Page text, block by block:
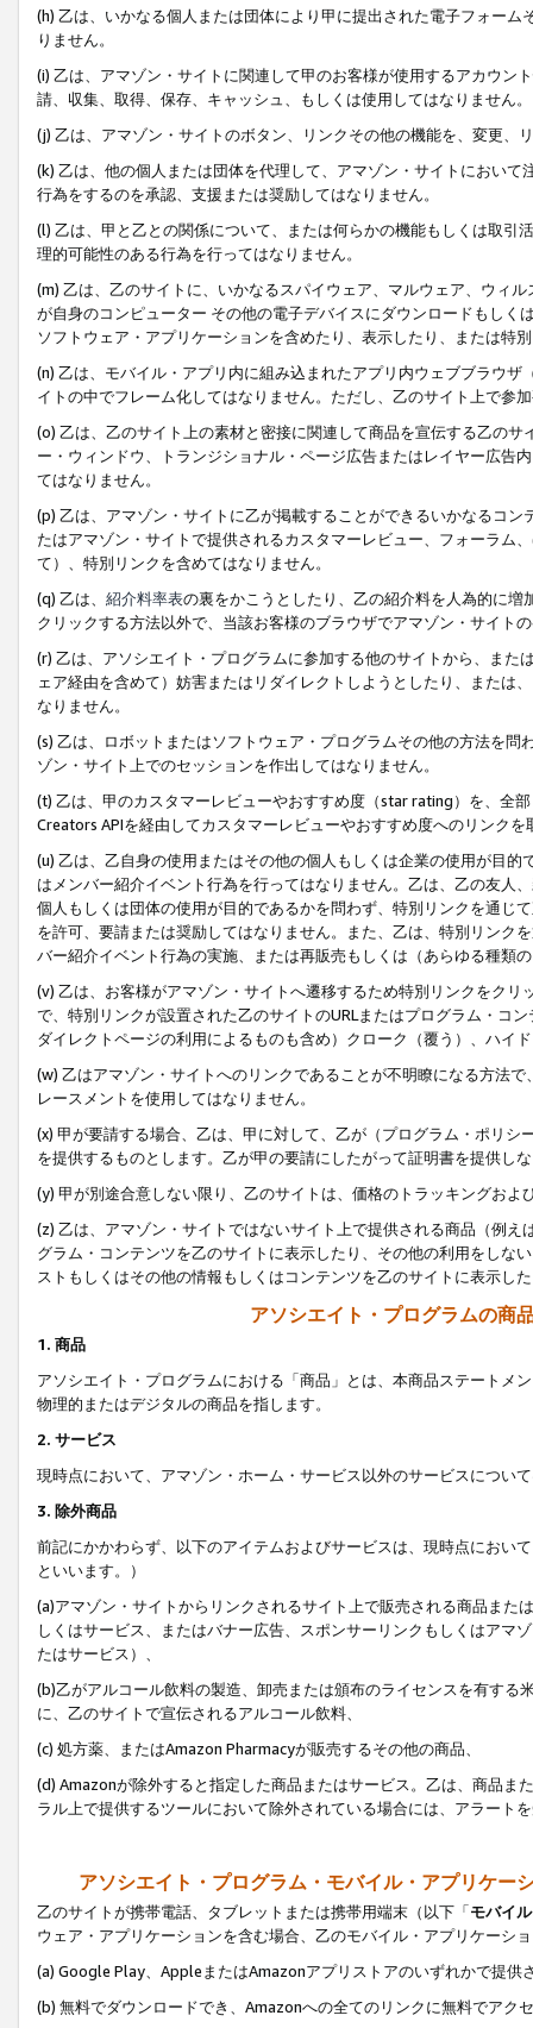
(h) 乙は、いかなる個人または団体により甲に提出された電子フォー
りません。
(i) 乙は、アマゾン・サイトに関連して甲のお客様が使用するアカウン
請、収集、取得、保存、キャッシュ、もしくは使用してはなりません。
(j) 乙は、アマゾン・サイトのボタン、リンクその他の機能を、変更、
(k) 乙は、他の個人または団体を代理して、アマゾン・サイトにおい
行為をするのを承認、支援または奨励してはなりません。
(l) 乙は、甲と乙との関係について、または何らかの機能もしくは取
理的可能性のある行為を行ってはなりません。
(m) 乙は、乙のサイトに、いかなるスパイウェア、マルウェア、ウィ
が自身のコンピューター その他の電子デバイスにダウンロードもし
ソフトウェア・アプリケーションを含めたり、表示したり、または特
(n) 乙は、モバイル・アプリ内に組み込まれたアプリ内ウェブブラウ
イトの中でフレーム化してはなりません。ただし、乙のサイト上で参
(o) 乙は、乙のサイト上の素材と密接に関連して商品を宣伝する乙の
ー・ウィンドウ、トランジショナル・ページ広告またはレイヤー広告
てはなりません。
(p) 乙は、アマゾン・サイトに乙が掲載することができるいかなるコ
たはアマゾン・サイトで提供されるカスタマーレビュー、フォーラム
て）、特別リンクを含めてはなりません。
(q) 乙は、 紹介料率表の裏をかこうとしたり、乙の紹介料を人為的に
クリックする方法以外で、当該お客様のブラウザでアマゾン・サイト
(r) 乙は、アソシエイト・プログラムに参加する他のサイトから、ま
ェア経由を含めて）妨害またはリダイレクトしようとしたり、または
なりません。
(s) 乙は、ロボットまたはソフトウェア・プログラムその他の方法を
ゾン・サイト上でのセッションを作出してはなりません。
(t) 乙は、甲のカスタマーレビューやおすすめ度（star rating）を、全
Creators APIを経由してカスタマーレビューやおすすめ度へのリンクを
(u) 乙は、乙自身の使用またはその他の個人もしくは企業の使用が目
はメンバー紹介イベント行為を行ってはなりません。乙は、乙の友人
個人もしくは団体の使用が目的であるかを問わず、特別リンクを通じ
を許可、要請または奨励してはなりません。また、乙は、特別リンク
バー紹介イベント行為の実施、または再販売もしくは（あらゆる種類
(v) 乙は、お客様がアマゾン・サイトへ遷移するため特別リンクをク
で、特別リンクが設置された乙のサイトのURLまたはプログラム・コ
ダイレクトページの利用によるものも含め）クローク（覆う）、ハイ
(w) 乙はアマゾン・サイトへのリンクであることが不明瞭になる方法
レースメントを使用してはなりません。
(x) 甲が要請する場合、乙は、甲に対して、乙が（プログラム・ポリ
を提供するものとします。乙が甲の要請にしたがって証明書を提供し
(y) 甲が別途合意しない限り、乙のサイトは、価格のトラッキングお
(z) 乙は、アマゾン・サイトではないサイト上で提供される商品（例
グラム・コンテンツを乙のサイトに表示したり、その他の利用をしな
ストもしくはその他の情報もしくはコンテンツを乙のサイトに表示し
アソシエイト・プログラムの商
1. 商品
アソシエイト・プログラムにおける「商品」とは、本商品ステートメ
物理的またはデジタルの商品を指します。
2. サービス
現時点において、アマゾン・ホーム・サービス以外のサービスについ
3. 除外商品
前記にかかわらず、以下のアイテムおよびサービスは、現時点におい
といいます。）
(a)アマゾン・サイトからリンクされるサイト上で販売される商品ま
しくはサービス、またはバナー広告、スポンサーリンクもしくはアマ
たはサービス）、
(b)乙がアルコール飲料の製造、卸売または頒布のライセンスを有す
に、乙のサイトで宣伝されるアルコール飲料、
(c) 処方薬、またはAmazon Pharmacyが販売するその他の商品、
(d) Amazonが除外すると指定した商品またはサービス。乙は、商品ま
ラル上で提供するツールにおいて除外されている場合には、アラート
アソシエイト・プログラム・モバイル・アプリケー
乙のサイトが携帯電話、タブレットまたは携帯用端末（以下「モバイ
ウェア・アプリケーションを含む場合、乙のモバイル・アプリケーシ
(a) Google Play、AppleまたはAmazonアプリストアのいずれかで提供
(b) 無料でダウンロードでき、Amazonへの全てのリンクに無料でアク